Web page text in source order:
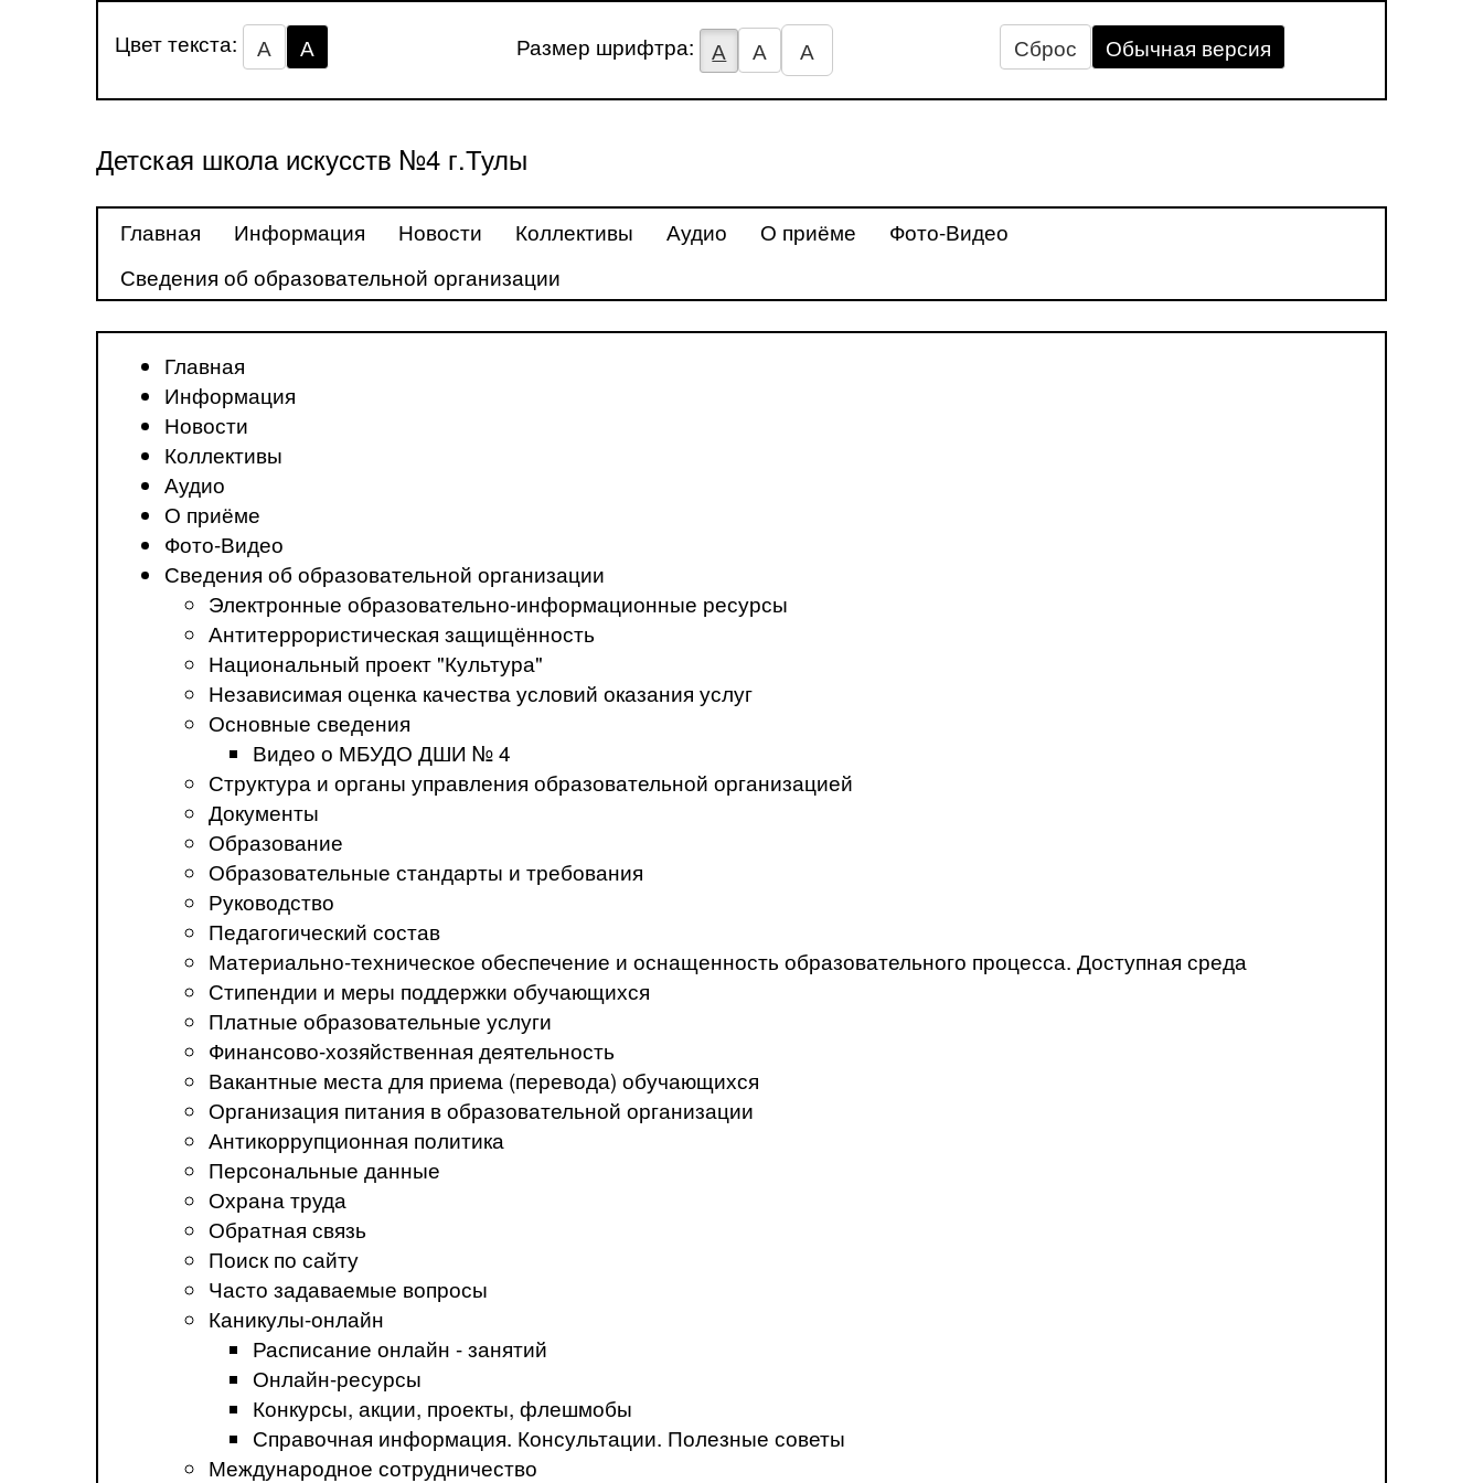
Цвет текста: А А Размер шрифтра: А А А Сброс Обычная версия
Детская школа искусств №4 г.Тулы
Главная Информация Новости Коллективы Аудио О приёме
Фото-Видео
Сведения об образовательной организации
Главная
Информация
Новости
Коллективы
Аудио
О приёме
Фото-Видео
Сведения об образовательной организации
Электронные образовательно-информационные ресурсы
Антитеррористическая защищённость
Национальный проект "Культура"
Независимая оценка качества условий оказания услуг
Основные сведения
Видео о МБУДО ДШИ № 4
Структура и органы управления образовательной организацией
Документы
Образование
Образовательные стандарты и требования
Руководство
Педагогический состав
Материально-техническое обеспечение и оснащенность образовательного процесса. Доступная среда
Стипендии и меры поддержки обучающихся
Платные образовательные услуги
Финансово-хозяйственная деятельность
Вакантные места для приема (перевода) обучающихся
Организация питания в образовательной организации
Антикоррупционная политика
Персональные данные
Охрана труда
Обратная связь
Поиск по сайту
Часто задаваемые вопросы
Каникулы-онлайн
Расписание онлайн - занятий
Онлайн-ресурсы
Конкурсы, акции, проекты, флешмобы
Справочная информация. Консультации. Полезные советы
Международное сотрудничество